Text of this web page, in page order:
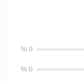
0 %
0 %